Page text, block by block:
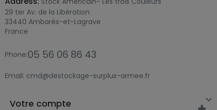
29 ter Av. de la Libération
33440 Ambarès-et-Lagrave
France
Phone:05 56 06 86 43
Email: cmd@destockage-surplus-armee.fr

Votre compte